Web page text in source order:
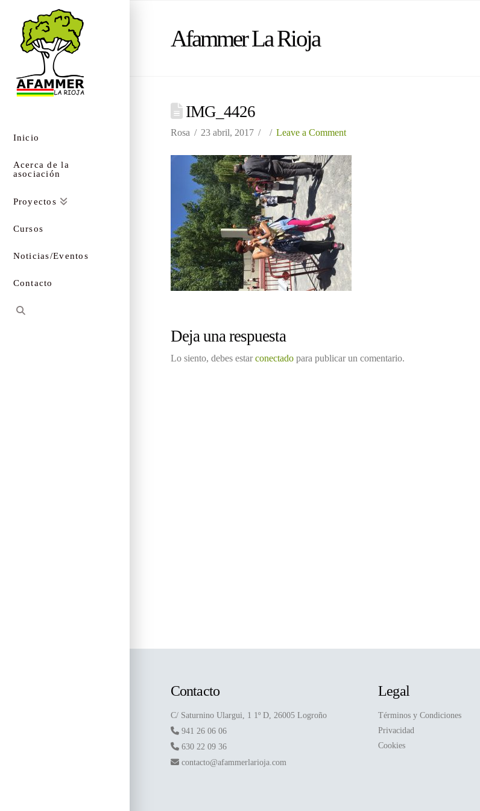
Inicio
Acerca de la
asociación
Proyectos
Cursos
Noticias/Eventos
Contacto
Afammer La Rioja
IMG_4426
Rosa 23 abril, 2017 Leave a Comment
Deja una respuesta
Lo siento, debes estarconectadopara publicar un comentario.
Contacto
C/ Saturnino Ulargui, 1 1º D, 26005 Logroño
941 26 06 06
630 22 09 36
contacto@afammerlarioja.com
Legal
Términos y Condiciones
Privacidad
Cookies